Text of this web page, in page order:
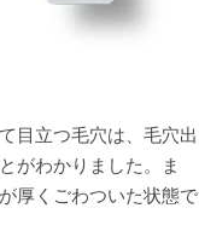
目立つ毛穴は、毛穴出
がわかりました。ま
厚くごわついた状態で